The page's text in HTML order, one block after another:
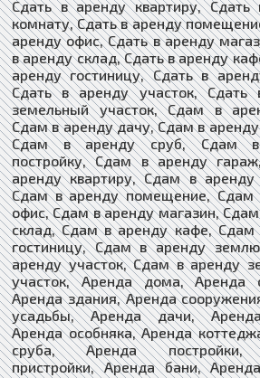
Сдать в аренду квартиру, Сдать
комнату, Сдать в аренду
аренду офис, Сдать в аренду
в аренду склад, Сдать в аренду
аренду гостиницу, Сдать в
Сдать в аренду участок, Сдать
земельный участок, Сдам в
Сдам в аренду дачу, Сдам в
Сдам в аренду сруб, Сдам в
постройку, Сдам в аренду
аренду квартиру, Сдам в аренду
Сдам в аренду помещение, Сдам
офис, Сдам в аренду магазин,
склад, Сдам в аренду кафе, Сдам
гостиницу, Сдам в аренду
аренду участок, Сдам в аренду
участок, Аренда дома, Аренда
Аренда здания, Аренда
усадьбы, Аренда дачи,
Аренда особняка, Аренда
сруба, Аренда постройки,
пристройки, Аренда бани,